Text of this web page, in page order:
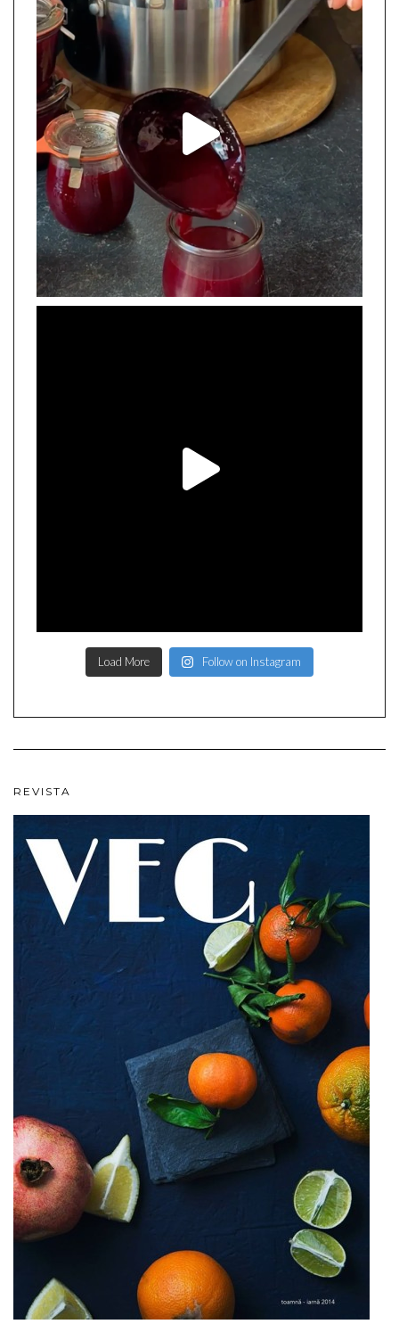
Load More Follow on Instagram
REVISTA